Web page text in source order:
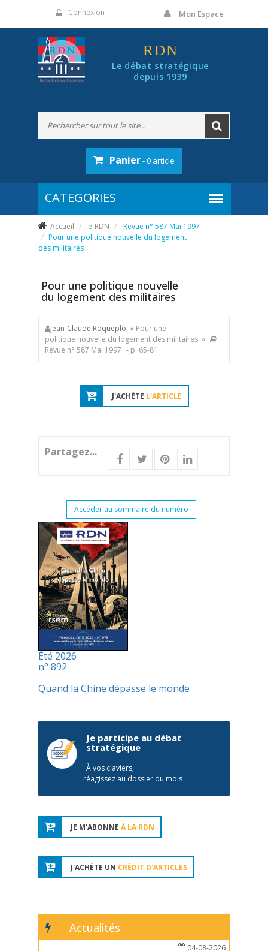
Connexion Mon Espace
RDN
Le débat stratégique
depuis 1939
Panier- 0 article
Accueil e-RDN
Revue n° 587 Mai 1997
Pour une politique nouvelle du logement
des militaires
Pour une politique nouvelle
du logement des militaires
Jean-Claude Roqueplo, « Pour une
politique nouvelle du logement des militaires »
Revue n° 587 Mai 1997 - p. 65-81
J'ACHÈTE L'ARTICLE
Partagez...
Accéder au sommaire du numéro
Été 2026
n° 892
Quand la Chine dépasse le monde
Je participe au débat
stratégique
À vos claviers,
réagissez au dossier du mois
JE M'ABONNE À LA RDN
J'ACHÈTE UN CRÉDIT D'ARTICLES
Actualités
04-08-2026